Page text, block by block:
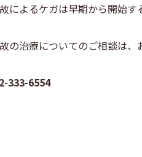
によるケガは早期から開始す
の治療についてのご相談は、
333-6554